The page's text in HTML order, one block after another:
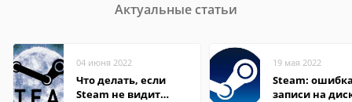
Актуальные статьи
04 июня 2022
Что делать, если
Steam не видит
19 мая 2022
Steam:
записи на